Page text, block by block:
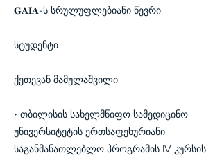
𝐆𝐀𝐈𝐀-ს სრულუფლებიანი წევრი
სტუდენტი
ქეთევან მამულაშვილი
• თბილისის სახელმწიფო სამედიცინო
უნივერსიტეტის ერთსაფეხურიანი
საგანმანათლებლო პროგრამის IV კურსის